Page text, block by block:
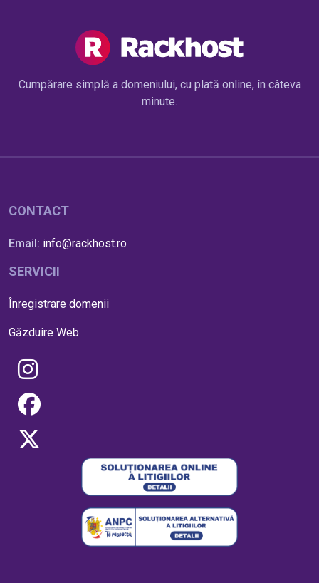
Cumpărare simplă a domeniului, cu plată online, în câteva
minute.
CONTACT
Email: info@rackhost.ro
SERVICII
Înregistrare domenii
Găzduire Web